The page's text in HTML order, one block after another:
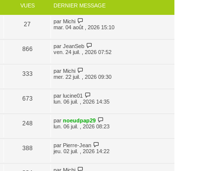
VUES DERNIER MESSAGE
27 par Michi
mar. 04 août , 2026 15:10
866 par JeanSeb
ven. 24 juil. , 2026 07:52
333 par Michi
mer. 22 juil. , 2026 09:30
673 par lucine01
lun. 06 juil. , 2026 14:35
248 par noeudpap29
lun. 06 juil. , 2026 08:23
388 par Pierre-Jean
jeu. 02 juil. , 2026 14:22